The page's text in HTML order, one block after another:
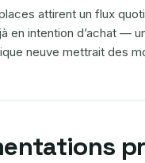
attirent un flux
en intention d’achat —
neuve mettrait des